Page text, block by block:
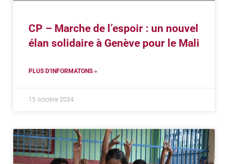
CP – Marche de l’espoir : un nouvel
élan solidaire à Genève pour le Mali
PLUS D'INFORMATONS »
15 octobre 2024